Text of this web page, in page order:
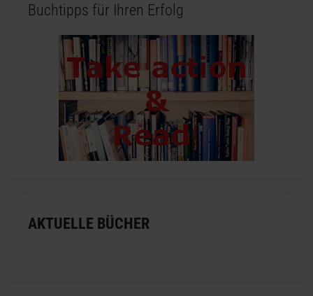
Buchtipps für Ihren Erfolg
AKTUELLE BÜCHER